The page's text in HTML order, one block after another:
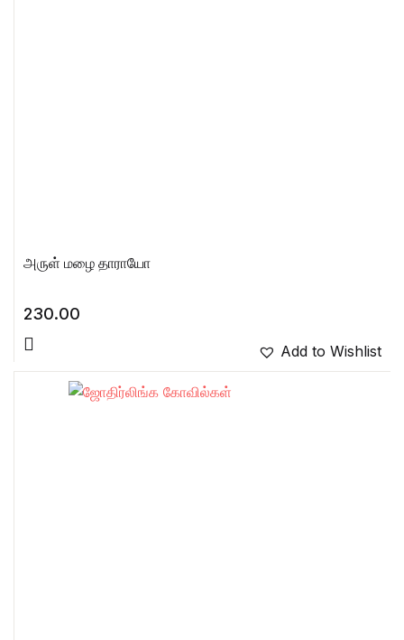
அருள் மழை தாராயோ
230.00
Add to Wishlist